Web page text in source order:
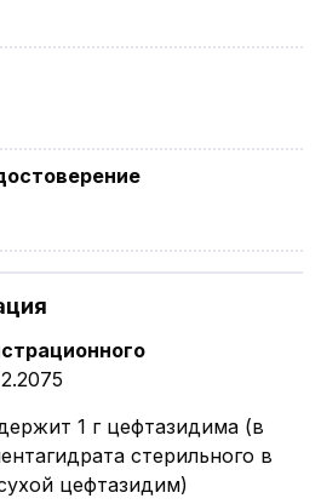
1 г цефтазидима (в
стерильного в
цефтазидим)